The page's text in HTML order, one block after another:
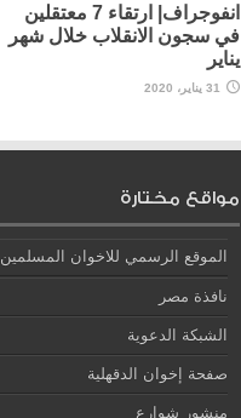
انفوجراف| ارتقاء 7 معتقلين
في سجون الانقلاب خلال شهر
يناير
31 يناير، 2020
مواقع مختارة
الموقع الرسمي للاخوان المسلمين
نافذة مصر
الشبكة الدعوية
صفحة إخوان الدقهلية
منشور شوارع